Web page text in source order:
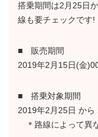
搭乗期間は2月25日
線も要チェックです!
■ 販売期間
2019年2月15日(金
■ 搭乗対象期間
2019年2月25日 か
＊路線によって異